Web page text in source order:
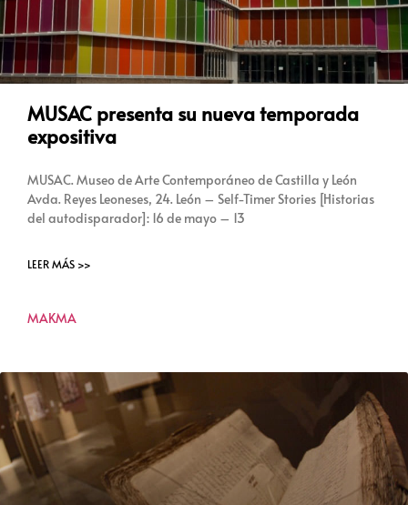
MUSAC presenta su nueva temporada
expositiva
MUSAC. Museo de Arte Contemporáneo de Castilla y León
Avda. Reyes Leoneses, 24. León – Self-Timer Stories [Historias
del autodisparador]: 16 de mayo – 13
LEER MÁS >>
MAKMA